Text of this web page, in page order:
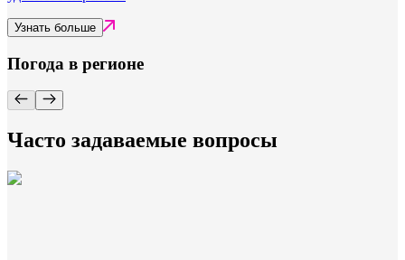
Узнать больше
Погода в регионе
Часто задаваемые вопросы